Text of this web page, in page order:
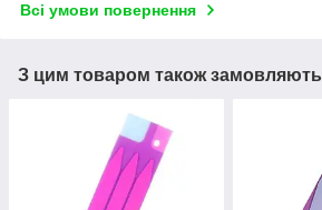
Всі умови повернення
З цим товаром також замовляють